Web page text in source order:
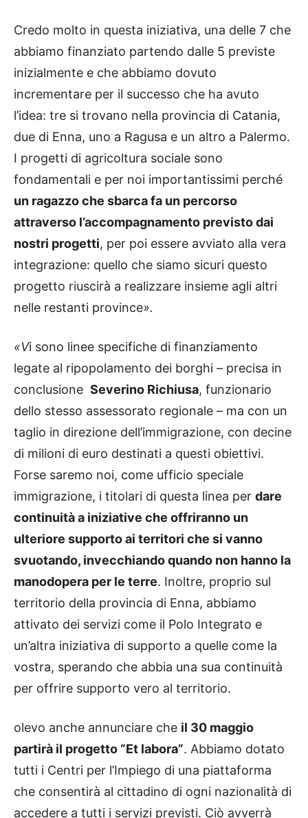
Credo molto in questa iniziativa, una delle 7 che
abbiamo finanziato partendo dalle 5 previste
inizialmente e che abbiamo dovuto
incrementare per il successo che ha avuto
l’idea: tre si trovano nella provincia di Catania,
due di Enna, uno a Ragusa e un altro a Palermo.
I progetti di agricoltura sociale sono
fondamentali e per noi importantissimi perché
un ragazzo che sbarca fa un percorso
attraverso l’accompagnamento previsto dai
nostri progetti, per poi essere avviato alla vera
integrazione: quello che siamo sicuri questo
progetto riuscirà a realizzare insieme agli altri
nelle restanti province».
«Vi sono linee specifiche di finanziamento
legate al ripopolamento dei borghi – precisa in
conclusione Severino Richiusa, funzionario
dello stesso assessorato regionale – ma con un
taglio in direzione dell’immigrazione, con decine
di milioni di euro destinati a questi obiettivi.
Forse saremo noi, come ufficio speciale
immigrazione, i titolari di questa linea per dare
continuità a iniziative che offriranno un
ulteriore supporto ai territori che si vanno
svuotando, invecchiando quando non hanno la
manodopera per le terre. Inoltre, proprio sul
territorio della provincia di Enna, abbiamo
attivato dei servizi come il Polo Integrato e
un’altra iniziativa di supporto a quelle come la
vostra, sperando che abbia una sua continuità
per offrire supporto vero al territorio.
olevo anche annunciare che il 30 maggio
partirà il progetto “Et labora”. Abbiamo dotato
tutti i Centri per l’Impiego di una piattaforma
che consentirà al cittadino di ogni nazionalità di
accedere a tutti i servizi previsti. Ciò avverrà